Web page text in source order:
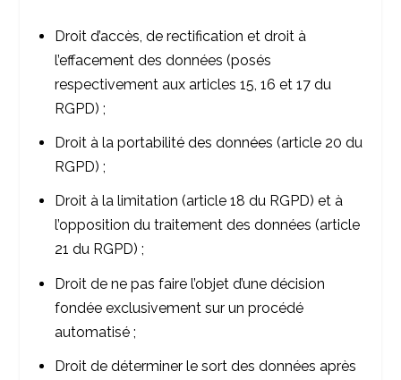
Droit d’accès, de rectification et droit à
l’effacement des données (posés
respectivement aux articles 15, 16 et 17 du
RGPD) ;
Droit à la portabilité des données (article 20 du
RGPD) ;
Droit à la limitation (article 18 du RGPD) et à
l’opposition du traitement des données (article
21 du RGPD) ;
Droit de ne pas faire l’objet d’une décision
fondée exclusivement sur un procédé
automatisé ;
Droit de déterminer le sort des données après